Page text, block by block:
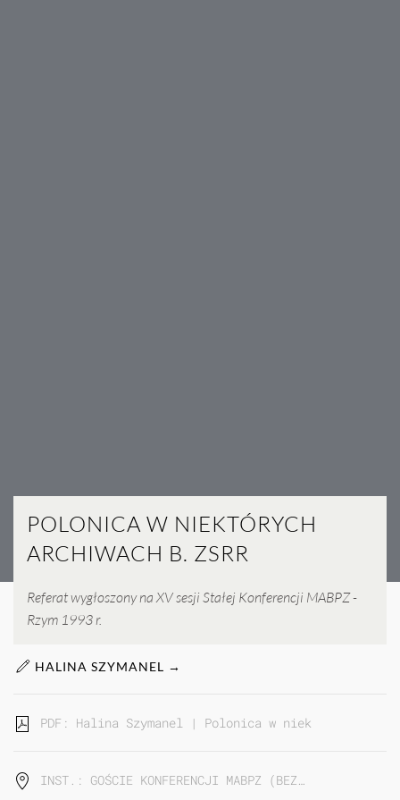
POLONICA W NIEKTÓRYCH
ARCHIWACH B. ZSRR
Referat wygłoszony na XV sesji Stałej Konferencji MABPZ -
Rzym 1993 r.
HALINA SZYMANEL →
PDF: Halina Szymanel | Polonica w niektórych
INST.: GOŚCIE KONFERENCJI MABPZ (BEZ…